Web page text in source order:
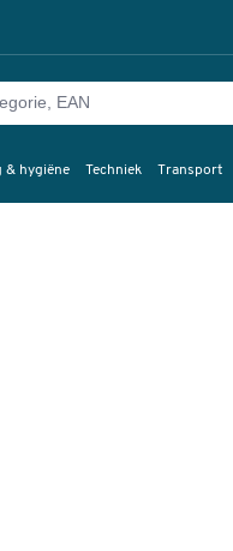
& hygiëne Techniek Transport